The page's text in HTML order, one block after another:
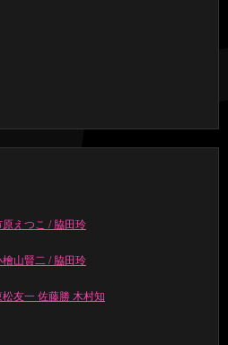
えつこ / 脇田玲
山賢二 / 脇田玲
友一 佐藤勝 木村知